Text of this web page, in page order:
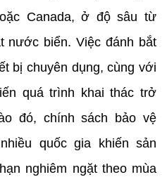
Canada, ở độ sâu từ
nước biển. Việc đánh bắt
bị chuyên dụng, cùng với
quá trình khai thác trở
đó, chính sách bảo vệ
quốc gia khiến sản
nghiêm ngặt theo mùa